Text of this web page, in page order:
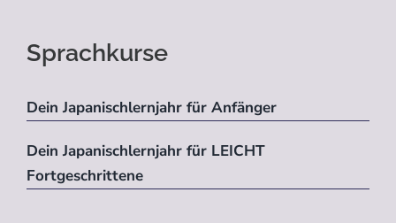
Sprachkurse
Dein Japanischlernjahr für Anfänger
Dein Japanischlernjahr für LEICHT
Fortgeschrittene